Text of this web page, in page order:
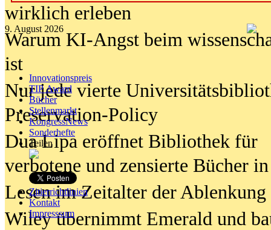
9. August 2026
Innovationspreis
TIP Award
Bücher
Stellenmarkt
KongressNews
Sonderhefte
Teilen
Zitierrichtlinien
Kontakt
Impresssum
wirklich erleben
Warum KI-Angst beim
ist
Nur jede vierte
Preservation-Policy
Dua Lipa eröffnet Bibliothek für
verbotene und zensierte Bücher
Lesen im Zeitalter der Ablenkung
Wiley übernimmt Emerald und